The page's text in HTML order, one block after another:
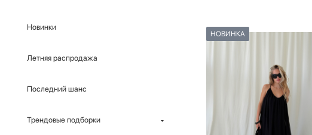
НОВИНКА
Новинки
Летняя распродажа
Последний шанс
Трендовые подборки